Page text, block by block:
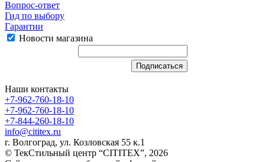
Вопрос-ответ
Гид по выбору
Гарантии
Новости магазина
Наши контакты
+7-962-760-18-10
+7-962-760-18-10
+7-844-260-18-10
info@cititex.ru
г. Волгоград, ул. Козловская 55 к.1
© ТекСтильный центр “CITITEX”, 2026